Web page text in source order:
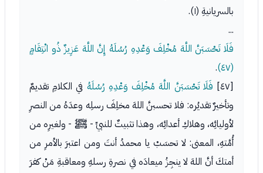
بالسريانيةِ (١).
...
فَلَا تَحْسَبَنَّ اللَّهَ مُخْلِفَ وَعْدِهِ رُسُلَهُ إِنَّ اللَّهَ عَزِيزٌ ذُو انْتِقَامٍ
(٤٧)
.
[٤٧]
فَلَا تَحْسَبَنَّ اللَّهَ مُخْلِفَ وَعْدِهِ رُسُلَهُ في الكلامِ تقديمٌ
وتأخيرٌ تقديُره: فلا تحسبنَّ اللهَ مخلِفَ رسلِه وعدَهُ من النصرِ
لأوليائِه، وهلاكِ أعدائِه، وهذا تثبيتٌ للنبيِّ - ﷺ - ولغيرِه من
أُمَّتهِ، المعنى: لا تحسَبْ يا محمدُ أنتَ ومن اعتبرَ بالأمرِ من
أمتكَ أنَّ اللهَ لا ينجِزُ ميعادَه في نصرةِ رسلهِ ومعاقبةِ مَنْ كفرَ